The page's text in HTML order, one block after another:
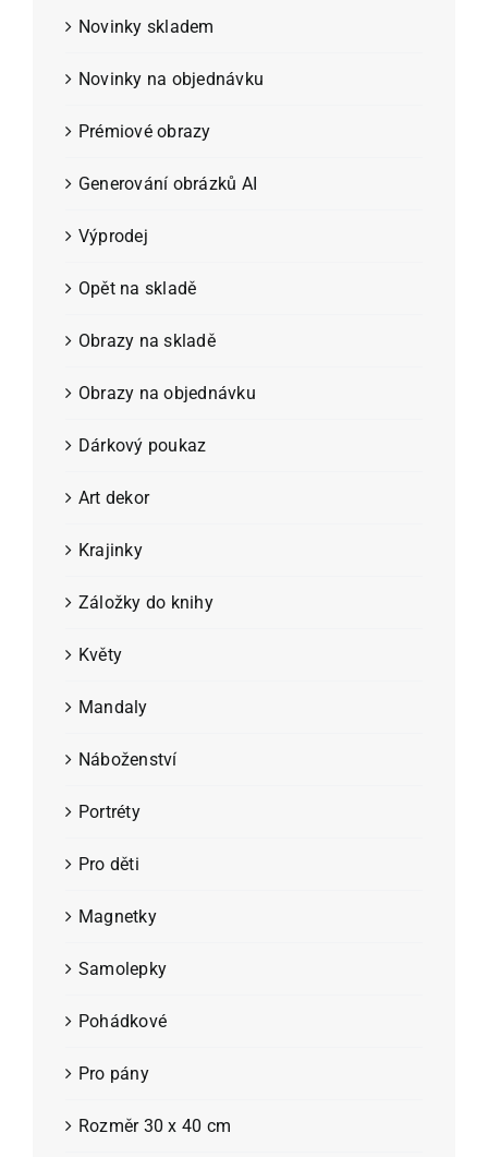
Novinky skladem
Novinky na objednávku
Prémiové obrazy
Generování obrázků AI
Výprodej
Opět na skladě
Obrazy na skladě
Obrazy na objednávku
Dárkový poukaz
Art dekor
Krajinky
Záložky do knihy
Květy
Mandaly
Náboženství
Portréty
Pro děti
Magnetky
Samolepky
Pohádkové
Pro pány
Rozměr 30 x 40 cm